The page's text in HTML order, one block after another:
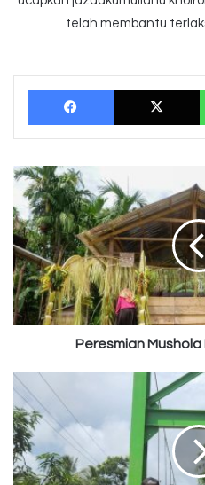
telah membantu
Facebook X
Peresmian
Mushola
Darurat
Mentawai
Peresmian
Peresmian
Jembatan
Gantung
Sungai
Cikarang
Sukabumi